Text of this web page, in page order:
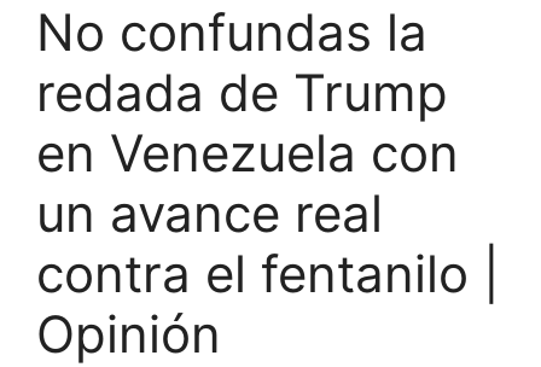
No confundas la
redada de Trump
en Venezuela con
un avance real
contra el fentanilo |
Opinión